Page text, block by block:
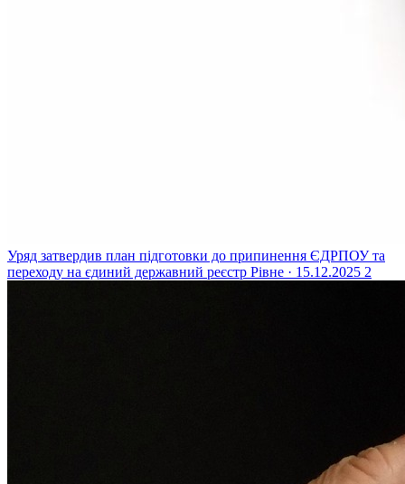
Уряд затвердив план підготовки до припинення ЄДРПОУ та
переходу на єдиний державний реєстр Рівне · 15.12.2025 2